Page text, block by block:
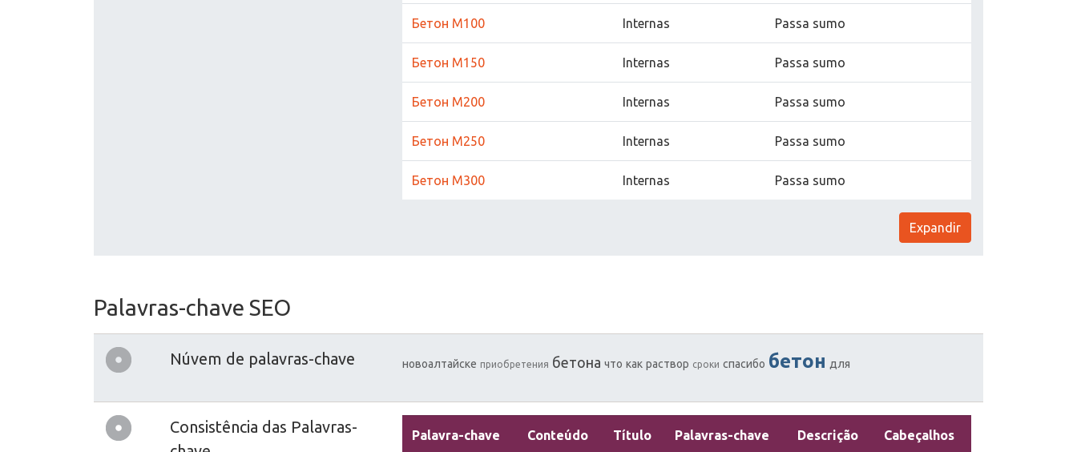
Бетон М100 Internas Passa sumo
Бетон М150 Internas Passa sumo
Бетон М200 Internas Passa sumo
Бетон М250 Internas Passa sumo
Бетон М300 Internas Passa sumo
Expandir
Palavras-chave SEO
Núvem de palavras-chave новоалтайске приобретения бетона что как раствор сроки спасибо бетон для
Consistência das Palavras-
Palavra-chave Conteúdo Título Palavras-chave Descrição Cabeçalhos